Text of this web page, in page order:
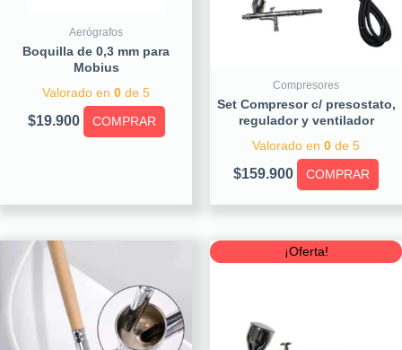
Aerógrafos
Boquilla de 0,3 mm para
Mobius
Valorado en 0 de 5
$19.900 COMPRAR
Compresores
Set Compresor c/ presostato,
regulador y ventilador
Valorado en 0 de 5
$159.900 COMPRAR
¡Oferta!Original
price
price